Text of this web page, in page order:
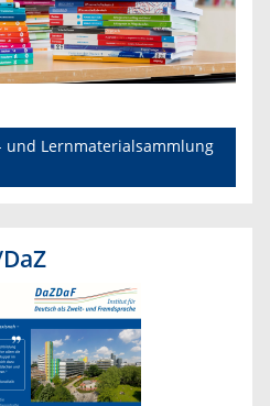
Lernmaterialsammlung